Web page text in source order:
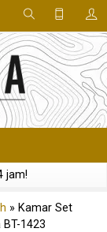
jam!
» Kamar Set
1423